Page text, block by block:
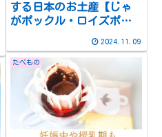
する日本のお土産【じゃ
がポックル・ロイズポテ
2024.11.09
たべもの